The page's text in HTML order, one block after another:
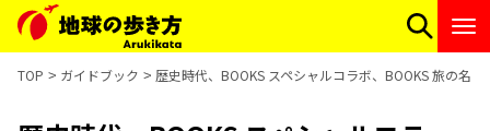
TOP ガイドブック 歴史時代、BOOKS スペシャルコラボ、BOOKS 旅の名